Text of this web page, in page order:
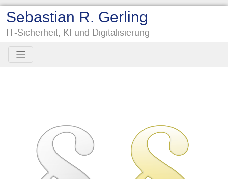
Sebastian R. Gerling
IT-Sicherheit, KI und Digitalisierung